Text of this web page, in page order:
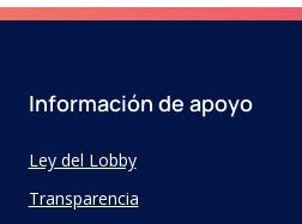
Información de apoyo
Ley del Lobby
Transparencia